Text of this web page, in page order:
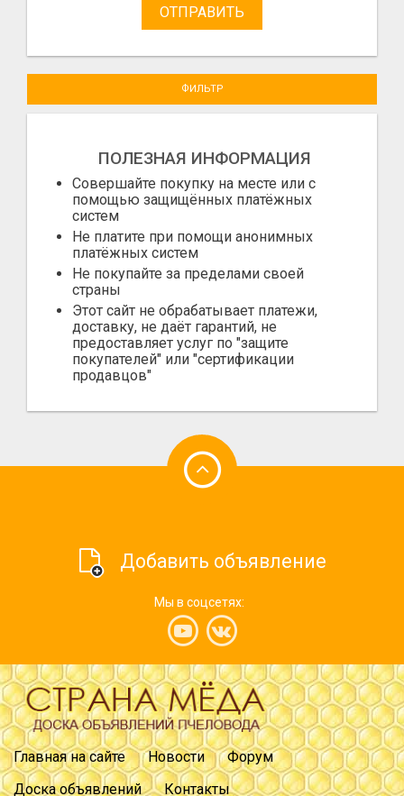
ОТПРАВИТЬ
ФИЛЬТР
ПОЛЕЗНАЯ ИНФОРМАЦИЯ
Совершайте покупку на месте или с
помощью защищённых платёжных
систем
Не платите при помощи анонимных
платёжных систем
Не покупайте за пределами своей
страны
Этот сайт не обрабатывает платежи,
доставку, не даёт гарантий, не
предоставляет услуг по "защите
покупателей" или "сертификации
продавцов"
Добавить объявление
Мы в соцсетях:
Главная на сайте Новости
Форум
Доска объявлений
Контакты